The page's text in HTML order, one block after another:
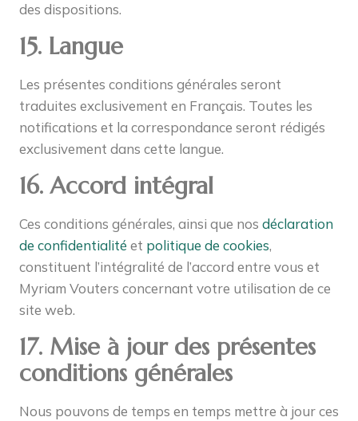
des dispositions.
15. Langue
Les présentes conditions générales seront
traduites exclusivement en Français. Toutes les
notifications et la correspondance seront rédigés
exclusivement dans cette langue.
16. Accord intégral
Ces conditions générales, ainsi que nos déclaration
de confidentialité et politique de cookies,
constituent l’intégralité de l’accord entre vous et
Myriam Vouters concernant votre utilisation de ce
site web.
17. Mise à jour des présentes
conditions générales
Nous pouvons de temps en temps mettre à jour ces